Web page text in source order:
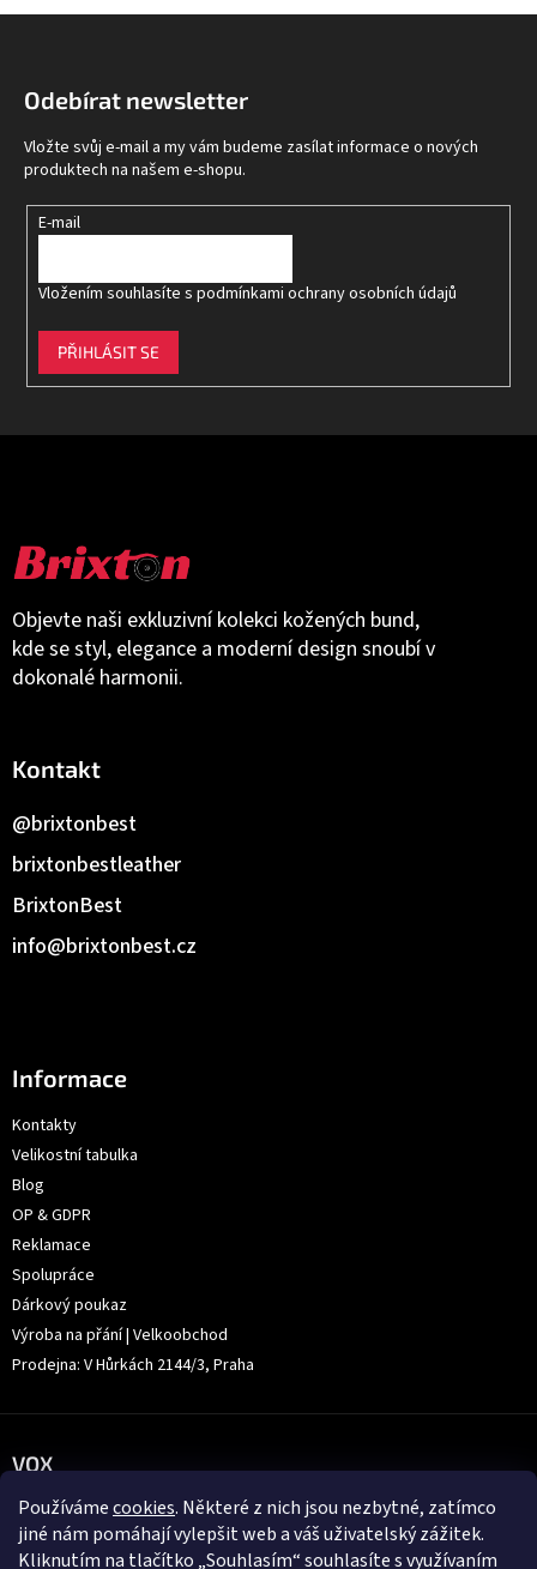
Používámecookies. Některé z nich jsou nezbytné, zatímco
jiné nám pomáhají vylepšit web a váš uživatelský zážitek.
Kliknutím na tlačítko „Souhlasím“ souhlasíte s využívaním
Objevte naši exkluzivní kolekci kožených bund,
kde se styl, elegance a moderní design snoubí v
dokonalé harmonii.
Kontakt
info@brixtonbest.cz
BrixtonBest
brixtonbestleather
@brixtonbest
Informace
Kontakty
Velikostní tabulka
Blog
OP & GDPR
Reklamace
Spolupráce
Dárkový poukaz
Výroba na přání | Velkoobchod
Prodejna: V Hůrkách 2144/3, Praha
VOX
Odebírat newsletter
Vložte svůj e-mail a my vám budeme zasílat informace o nových
produktech na našem e-shopu.
E-mail
Vložením souhlasíte s podmínkami ochrany osobních údajů
PŘIHLÁSIT SE